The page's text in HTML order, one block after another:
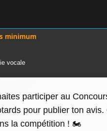
minimum
vocale
participer au
pour publier ton
la compétition ! 🏍️